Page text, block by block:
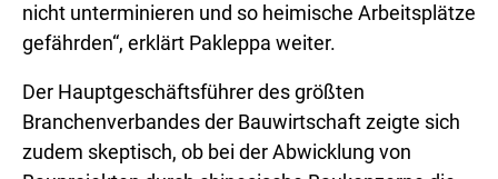
nicht unterminieren und so heimische Arbeitsplätze
gefährden“, erklärt Pakleppa weiter.
Der Hauptgeschäftsführer des größten
Branchenverbandes der Bauwirtschaft zeigte sich
zudem skeptisch, ob bei der Abwicklung von